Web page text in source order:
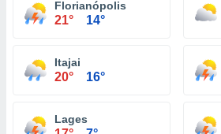
Florianópolis
21° 14°
Itajai
20° 16°
Lages